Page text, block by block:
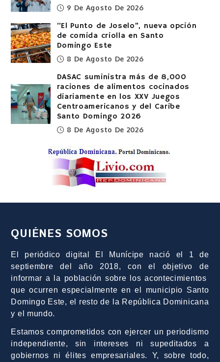
9 De Agosto De 2026
“El Punto de Joselo”, nueva opción
de comida criolla en Santo
Domingo Este
8 De Agosto De 2026
DASAC suministra más de 8,000
raciones de alimentos cocinados
diariamente en los XXV Juegos
Centroamericanos y del Caribe
Santo Domingo 2026
8 De Agosto De 2026
QUIÉNES SOMOS
El periódico digital El Munícipe nació el 1 de
septiembre del año 2018, con el objetivo de
informar a la población sobre los acontecimientos
que ocurren especialmente en el municipio Santo
Domingo Este, el resto de la República Dominicana
y el mundo.
Estamos comprometidos con ejercer un periodismo
independiente, sin intereses ni supeditados a
gobiernos ni élites empresariales. Y, sobre todo,